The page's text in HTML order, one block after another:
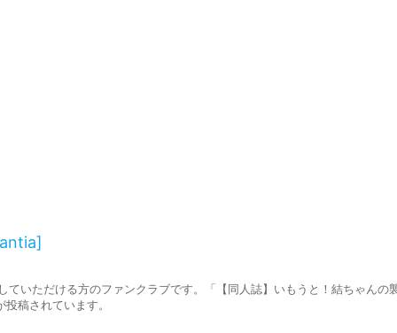
いただける方のファンクラブです。「【同人誌】いもうと！結ちゃんの
稿されています。